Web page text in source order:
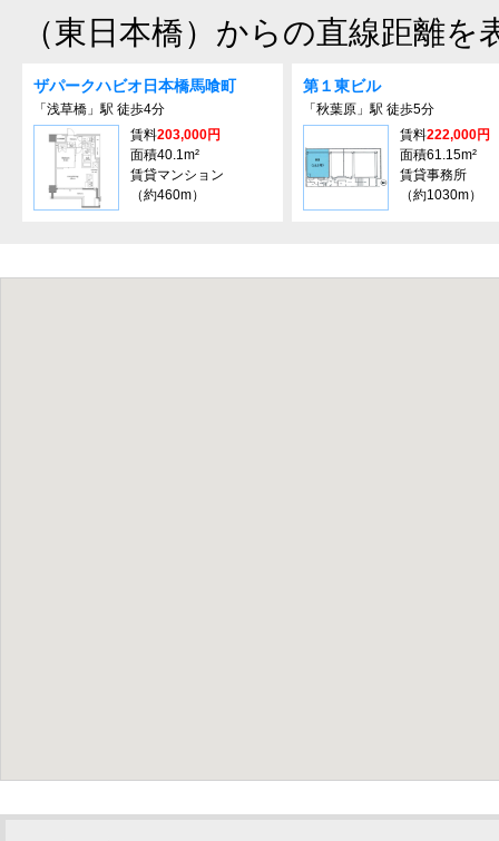
（東日本橋）からの直線距離
ザパークハビオ日本橋馬喰町
「浅草橋」駅 徒歩4分
賃料203,000円
面積40.1m²
賃貸マンション
（約460m）
第１東ビル
「秋葉原」駅 徒歩5分
賃料222,000円
面積61.15m²
賃貸事務所
（約1030m）